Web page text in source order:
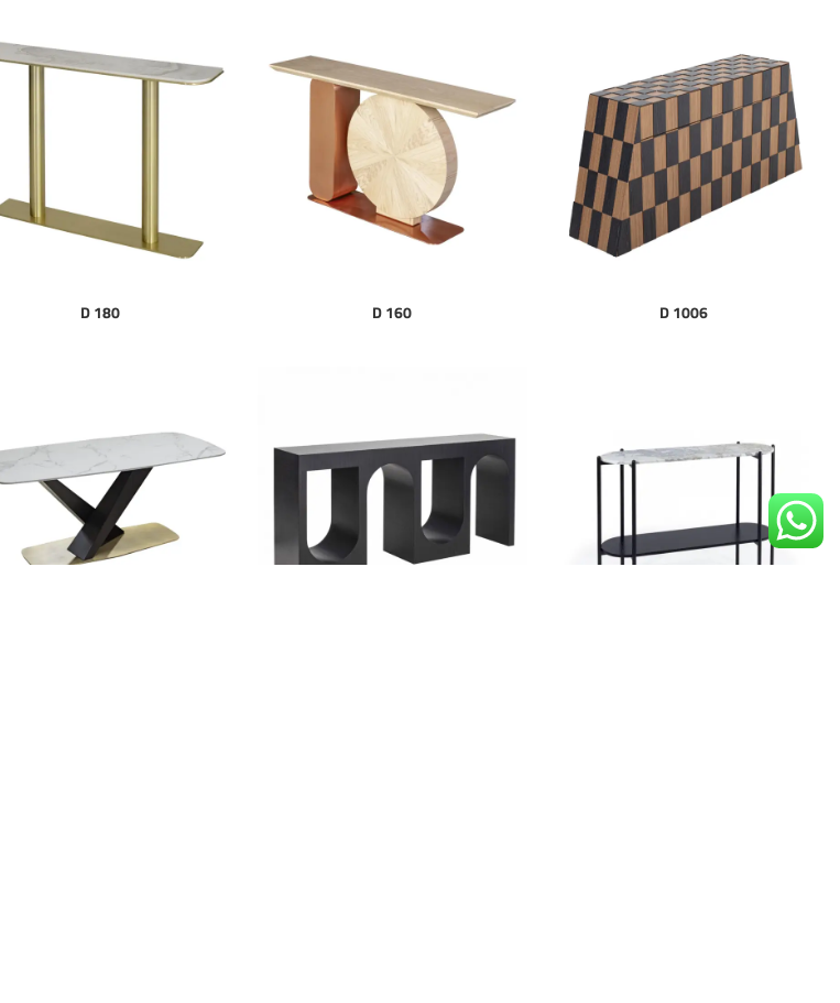
D 1006
D 160
D 180